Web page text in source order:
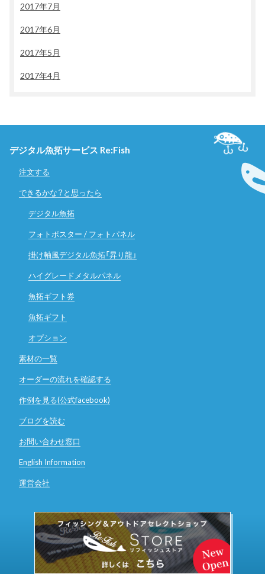
2017年7月
2017年6月
2017年5月
2017年4月
デジタル魚拓サービス Re:Fish
注文する
できるかな？と思ったら
デジタル魚拓
フォトポスター / フォトパネル
掛け軸風デジタル魚拓「昇り龍」
ハイグレードメタルパネル
魚拓ギフト券
魚拓ギフト
オプション
素材の一覧
オーダーの流れを確認する
作例を見る(公式facebook)
ブログを読む
お問い合わせ窓口
English Information
運営会社